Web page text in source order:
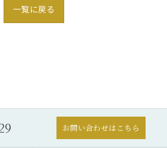
一覧に戻る
お問い合わせはこちら